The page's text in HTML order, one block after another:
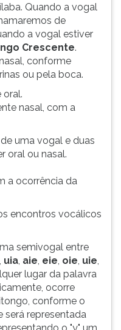
Quando a vogal
de
a vogal estiver
Crescente.
conforme
ou pela boca.
oral.
nasal, com a
uma vogal e duas
oral ou nasal.
a ocorrência da
encontros vocálicos
semivogal entre
, uia, aie, eie, oie, uie,
lugar da palavra
ocorre
conforme o
será representada